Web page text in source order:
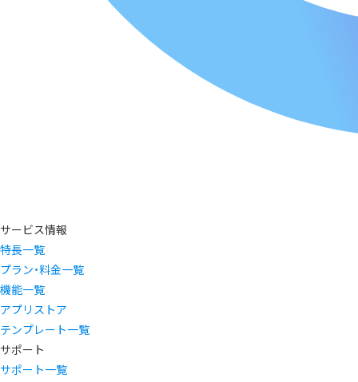
サービス情報
特長一覧
プラン・料金一覧
機能一覧
アプリストア
テンプレート一覧
サポート
サポート一覧